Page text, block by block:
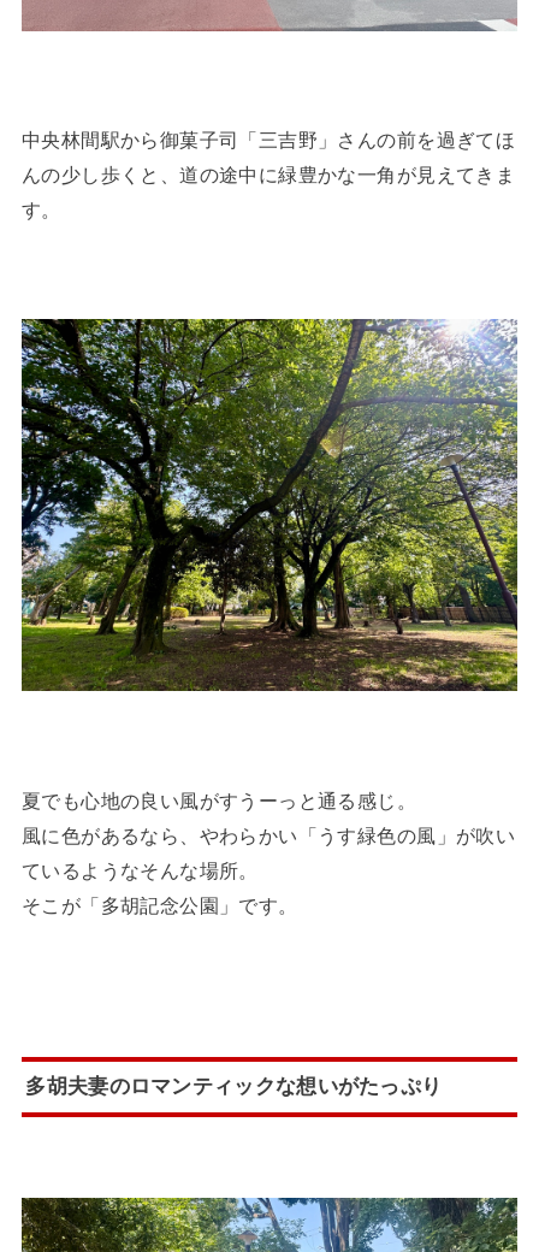
中央林間駅から御菓子司「三吉野」さんの前を過ぎてほ
んの少し歩くと、道の途中に緑豊かな一角が見えてきま
す。
夏でも心地の良い風がすうーっと通る感じ。
風に色があるなら、やわらかい「うす緑色の風」が吹い
ているようなそんな場所。
そこが「多胡記念公園」です。
多胡夫妻のロマンティックな想いがたっぷり